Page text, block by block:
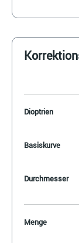
Dioptrien
Basiskurve
Durchmesser
Menge